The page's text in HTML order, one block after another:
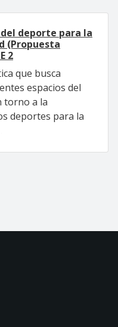
deporte para la
(Propuesta
2
que busca
espacios del
torno a la
deportes para la